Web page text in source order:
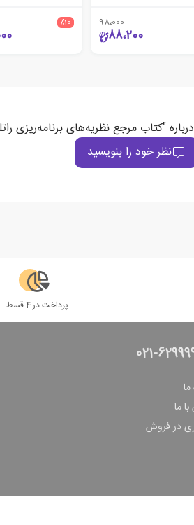
98،000
88،200
٪10
"کتاب مرجع نظریه‌های برنامه‌ریزی
نظر خود را بنویسید
پرداخت در 4 قسط
021-
ما
ما
در فروش